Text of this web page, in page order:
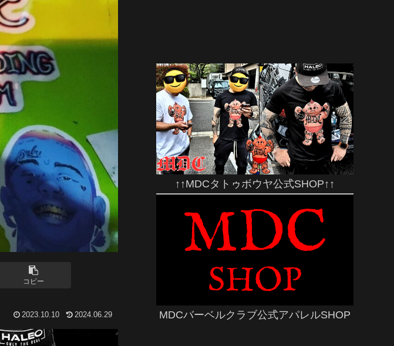
コピー
2023.10.10 2024.06.29
↑↑MDCタトゥボウヤ公式SHOP↑↑
MDCバーベルクラブ公式アパレルSHOP